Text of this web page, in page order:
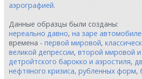
аэрографией.
Данные образцы были созданы:
нереально давно, на заре
времена - первой мировой,
великой депрессии, второй мировой и
детройтского барокко и аэростиля,
нефтяного кризиса, рубленных форм,